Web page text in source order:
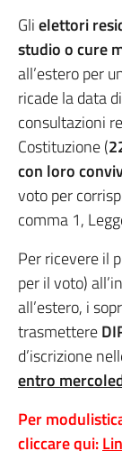
Glielettori
studio o cure
all’estero per
ricade la data
consultazioni
Costituzione (
con loro
voto per
comma 1,
Per ricevere il
per il voto)
all’estero, i
trasmettere
d’iscrizione
entro
Per
cliccare qui: